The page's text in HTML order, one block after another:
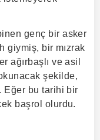
genç bir asker
giymiş, bir mızrak
ağırbaşlı ve asil
şekilde,
Eğer bu tarihi bir
başrol olurdu.